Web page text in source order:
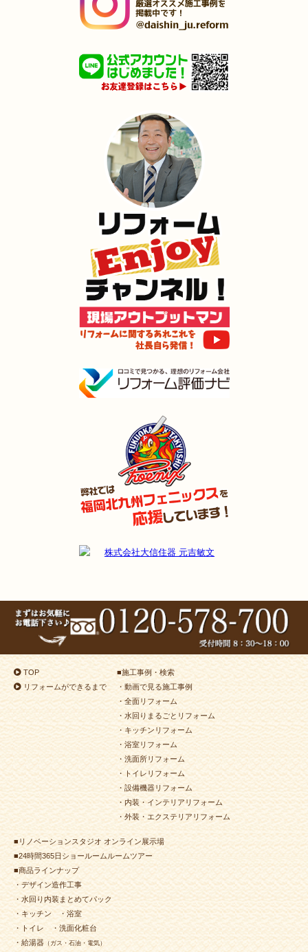
TOP
リフォームができるまで
■施工事例・検索
・動画で見る施工事例
・全面リフォーム
・水回りまるごとリフォーム
・キッチンリフォーム
・浴室リフォーム
・洗面所リフォーム
・トイレリフォーム
・設備機器リフォーム
・内装・インテリアリフォーム
・外装・エクステリアリフォーム
■リノベーションスタジオ オンライン展示場
■24時間365日ショールームルームツアー
■商品ラインナップ
・デザイン造作工事
・水回り内装まとめてパック
・キッチン
・浴室
・トイレ
・洗面化粧台
・給湯器 （ガス・石油・電気）